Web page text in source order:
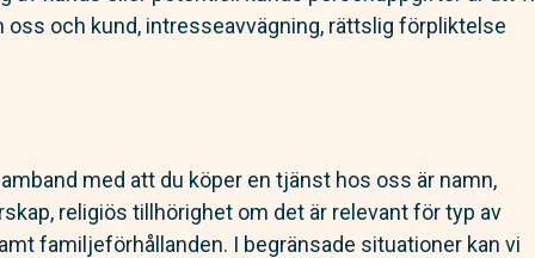
och kund, intresseavvägning, rättslig förpliktelse
med att du köper en tjänst hos oss är namn,
religiös tillhörighet om det är relevant för typ av
familjeförhållanden. I begränsade situationer kan vi